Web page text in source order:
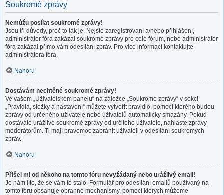
Soukromé zprávy
Nemůžu posílat soukromé zprávy!
Jsou tři důvody, proč to tak je. Nejste zaregistrovaní a/nebo přihlášení,
administrátor fóra zakázal soukromé zprávy pro celé fórum, nebo administrátor
fóra zakázal přímo vám odesílání zpráv. Pro více informací kontaktujte
administrátora fóra.
Nahoru
Dostávám nechtěné soukromé zprávy!
Ve vašem „Uživatelském panelu“ na záložce „Soukromé zprávy“ v sekci
„Pravidla, složky a nastavení“ můžete vytvořit pravidlo, pomocí kterého budou
zprávy od určeného uživatele nebo uživatelů automaticky smazány. Pokud
dostáváte urážlivé soukromé zprávy od určitého uživatele, nahlaste zprávy
moderátorům. Ti mají pravomoc zabránit uživateli v odesílání soukromých
zpráv.
Nahoru
Přišel mi od někoho na tomto fóru nevyžádaný nebo urážlivý email!
Je nám líto, že se vám to stalo. Formulář pro odesílání emailů používaný na
tomto fóru obsahuje obranné mechanismy, pomocí kterých můžeme